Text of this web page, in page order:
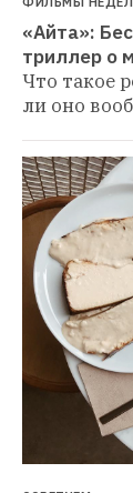
«Айта»:
триллер о
Что такое
ли оно